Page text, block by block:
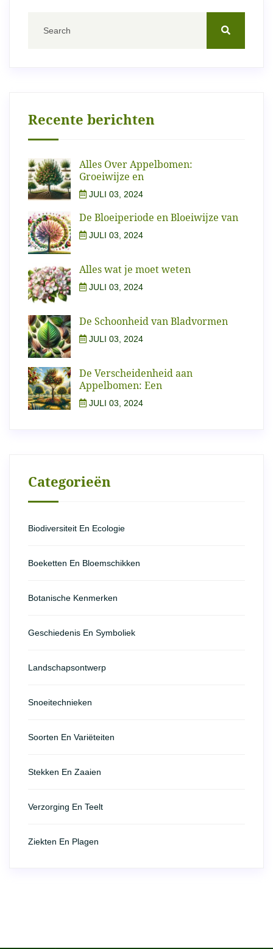
Recente berichten
Alles Over Appelbomen:
Groeiwijze en
JULI 03, 2024
De Bloeiperiode en Bloeiwijze van
JULI 03, 2024
Alles wat je moet weten
JULI 03, 2024
De Schoonheid van Bladvormen
JULI 03, 2024
De Verscheidenheid aan
Appelbomen: Een
JULI 03, 2024
Categorieën
Biodiversiteit En Ecologie
Boeketten En Bloemschikken
Botanische Kenmerken
Geschiedenis En Symboliek
Landschapsontwerp
Snoeitechnieken
Soorten En Variëteiten
Stekken En Zaaien
Verzorging En Teelt
Ziekten En Plagen